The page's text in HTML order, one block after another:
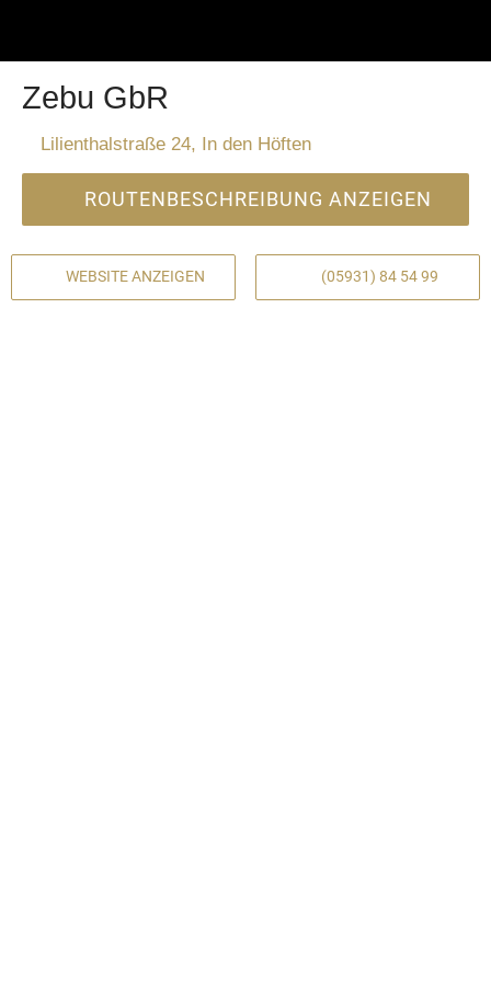
Zebu GbR
Lilienthalstraße 24, In den Höften
ROUTENBESCHREIBUNG ANZEIGEN
WEBSITE ANZEIGEN (05931) 84 54 99